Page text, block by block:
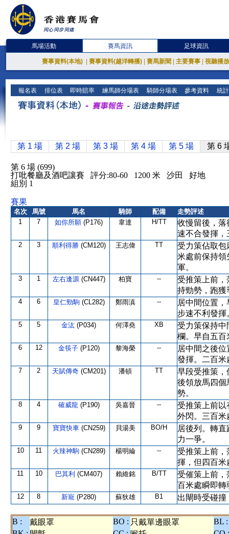
馬場活動 賽馬資訊 足球資訊
賽事資料(本地) 賽事資料(越洋轉播) 賽馬新聞 主要賽事 視聽播
報名表 排位表 即時賠率 練馬師分場表 騎師分場表 參考資料 統
第 1 場 第 2 場 第 3 場 第 4 場 第 5 場 第 6
第 6 場 (699)
打吡餐廳及酒吧讓賽 評分:80-60 1200 米 沙田 好地
組別 1
賽果
名次 馬號 馬名 騎師 配備
走勢評述
1
7 如你所願 (P176) 韋達 H/TT
收慢留後，落
速不合發揮，
2 3 順利得勝 (CM120) 王志偉 TT
受力策佔取
米處前保持領
軍。
3 1 左右逢源 (CN447) 柏寶 --
受推策上前
持勁勢，跑獲
4 6 皇仁勁駒 (CL282) 鄭雨滇 --
居中間位置
步速不利發揮
5 5 金汯 (P034) 何澤堯 XB
受力策保持
欄。早自五百
6 12 金筷子 (P120) 黎海榮 --
居中間之後
發揮。二百米
7 2 天賦傳奇 (CM201) 潘頓 TT
早段受推策，
後領放馬四個
勢。
8 4 確威龍 (P190) 吳嘉晉 --
受推策上前
外閃。三百米
9 9 寶寶快車 (CN259) 貝湯美 BO/H
居後列。轉
力一爭。
10 11 火辣神駒 (CN289) 楊明綸 --
受推策上前
揮，但四百米
11 10 巴其利 (CM407) 賴維銘 B/TT
受催策上前
百米處瞬即轉
12 8 新寵 (P280) 蘇狄雄 B1 出閘時受碰
B : 戴眼罩 BO : 只戴單邊眼罩
BL :